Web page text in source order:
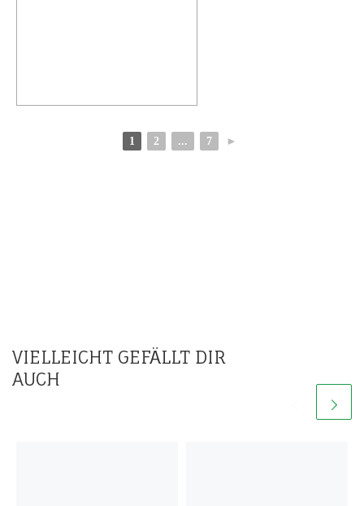
1 2 ... 7 ►
VIELLEICHT GEFÄLLT DIR
AUCH